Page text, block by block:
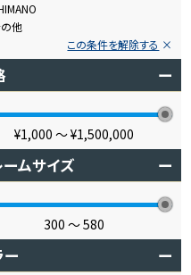
他
この条件を解除する
ー
¥1,000 〜¥1,500,000
ームサイズ ー
300 〜580
ー ー